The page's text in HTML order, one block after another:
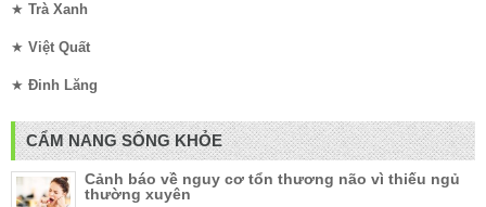
★ Trà Xanh
★ Việt Quất
★ Đinh Lăng
CẨM NANG SỐNG KHỎE
Cảnh báo về nguy cơ tổn thương não vì thiếu ngủ
thường xuyên